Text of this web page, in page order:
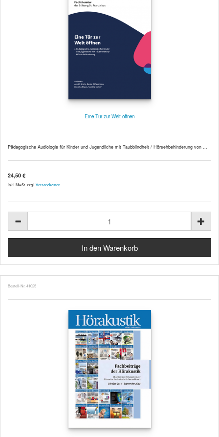
Eine Tür zur Welt öffnen
Pädagogische Audiologie für Kinder und Jugendliche mit Taubblindheit / Hörsehbehinderung von ...
24,50 €
inkl. MwSt. zzgl. Versandkosten
Bestell-Nr. 41025